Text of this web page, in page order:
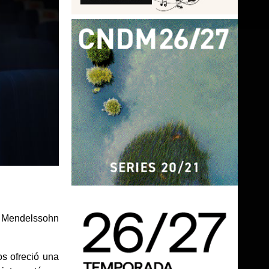
ofreció una